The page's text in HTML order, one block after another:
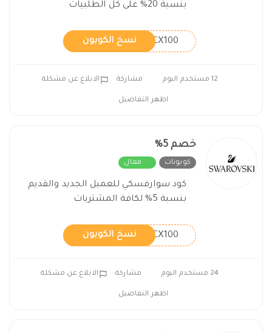
بنسبة 20% على كل الطلبيات
CX100 نسخ الكوبون
12 مستخدم اليوم مشاركة الابلاغ عن مشكلة
اظهر التفاصيل
خصم 5%
كوبونات فعال
كود سوارفسكي للعميل الجديد والقديم
بنسبة 5% لكافة المشتريات
CX100 نسخ الكوبون
24 مستخدم اليوم مشاركة الابلاغ عن مشكلة
اظهر التفاصيل